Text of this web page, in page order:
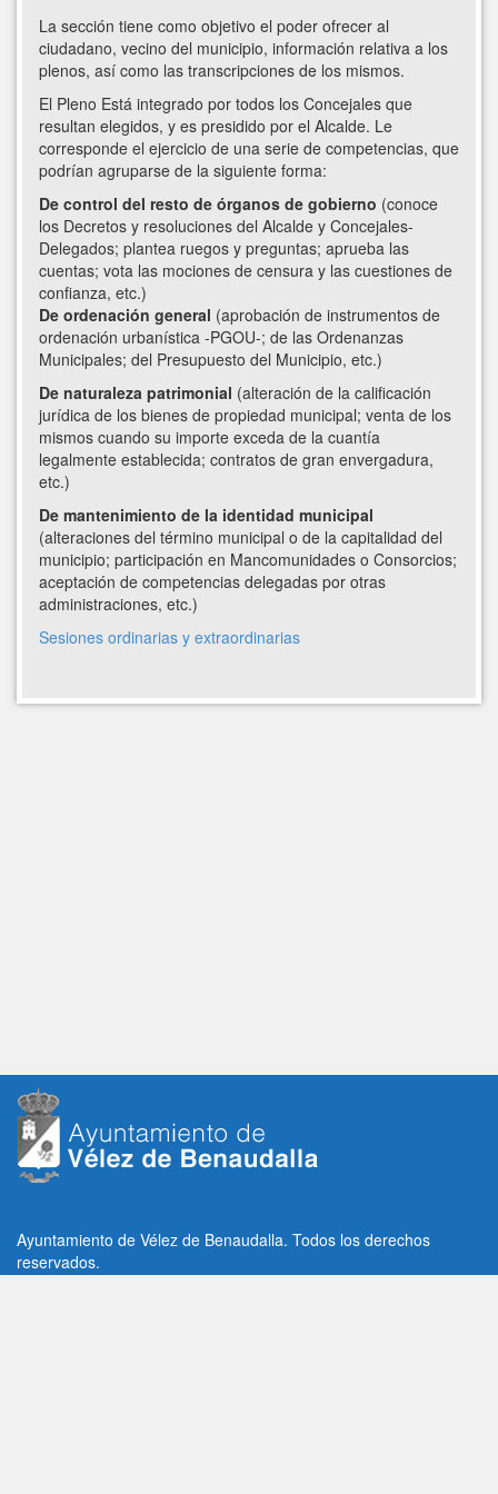
La sección tiene como objetivo el poder ofrecer al
ciudadano, vecino del municipio, información relativa a los
plenos, así como las transcripciones de los mismos.
El Pleno Está integrado por todos los Concejales que
resultan elegidos, y es presidido por el Alcalde. Le
corresponde el ejercicio de una serie de competencias, que
podrían agruparse de la siguiente forma:
De control del resto de órganos de gobierno (conoce
los Decretos y resoluciones del Alcalde y Concejales-
Delegados; plantea ruegos y preguntas; aprueba las
cuentas; vota las mociones de censura y las cuestiones de
confianza, etc.)
De ordenación general (aprobación de instrumentos de
ordenación urbanística -PGOU-; de las Ordenanzas
Municipales; del Presupuesto del Municipio, etc.)
De naturaleza patrimonial (alteración de la calificación
jurídica de los bienes de propiedad municipal; venta de los
mismos cuando su importe exceda de la cuantía
legalmente establecida; contratos de gran envergadura,
etc.)
De mantenimiento de la identidad municipal
(alteraciones del término municipal o de la capitalidad del
municipio; participación en Mancomunidades o Consorcios;
aceptación de competencias delegadas por otras
administraciones, etc.)
Sesiones ordinarias y extraordinarias
Ayuntamiento de Vélez de Benaudalla. Todos los derechos
reservados.